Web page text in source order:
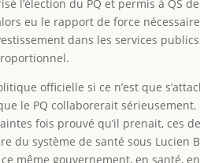
l’élection du PQ et permis à QS
eu le rapport de force
dans les services
officielle si ce n’est que
le PQ collaborerait
fois prouvé qu’il prenait, ces
du système de santé sous
même gouvernement, en santé,